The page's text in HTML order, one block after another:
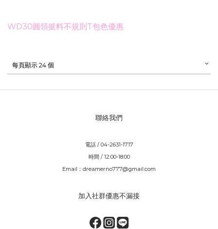
WD30圓領挺料不規則T包色優惠
每頁顯示 24 個
聯絡我們
電話 / 04-2631-1717
時間 / 12:00-18:00
Email：dreamerno777@gmail.com
加入社群優惠不漏接